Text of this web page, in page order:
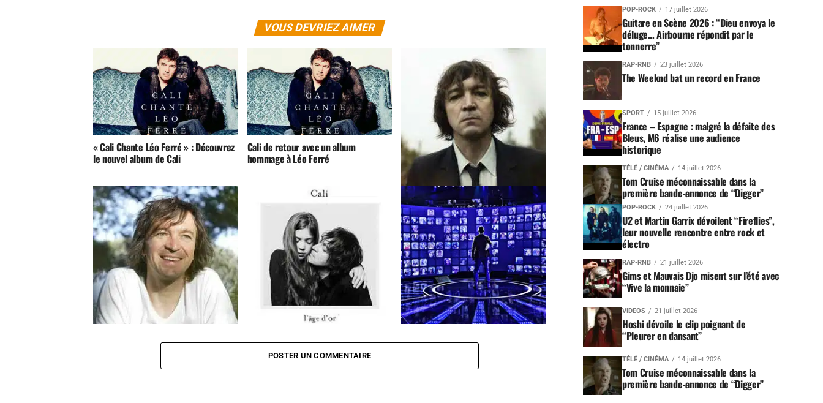
VOUS DEVRIEZ AIMER
« Cali Chante Léo Ferré » : Découvrez
le nouvel album de Cali
Cali de retour avec un album
hommage à Léo Ferré
Cali garde un goût amer de son
soutien à Ségolène Royal
POSTER UN COMMENTAIRE
POP-ROCK 17 juillet 2026
Guitare en Scène 2026 : “Dieu envoya le
déluge… Airbourne répondit par le
tonnerre”
RAP-RNB 23 juillet 2026
The Weeknd bat un record en France
SPORT 15 juillet 2026
France – Espagne : malgré la défaite des
Bleus, M6 réalise une audience
historique
TÉLÉ / CINÉMA 14 juillet 2026
Tom Cruise méconnaissable dans la
première bande-annonce de “Digger”
POP-ROCK 24 juillet 2026
U2 et Martin Garrix dévoilent “Fireflies”,
leur nouvelle rencontre entre rock et
électro
RAP-RNB 21 juillet 2026
Gims et Mauvais Djo misent sur l’été avec
“Vive la monnaie”
VIDEOS 21 juillet 2026
Hoshi dévoile le clip poignant de
“Pleurer en dansant”
TÉLÉ / CINÉMA 14 juillet 2026
Tom Cruise méconnaissable dans la
première bande-annonce de “Digger”